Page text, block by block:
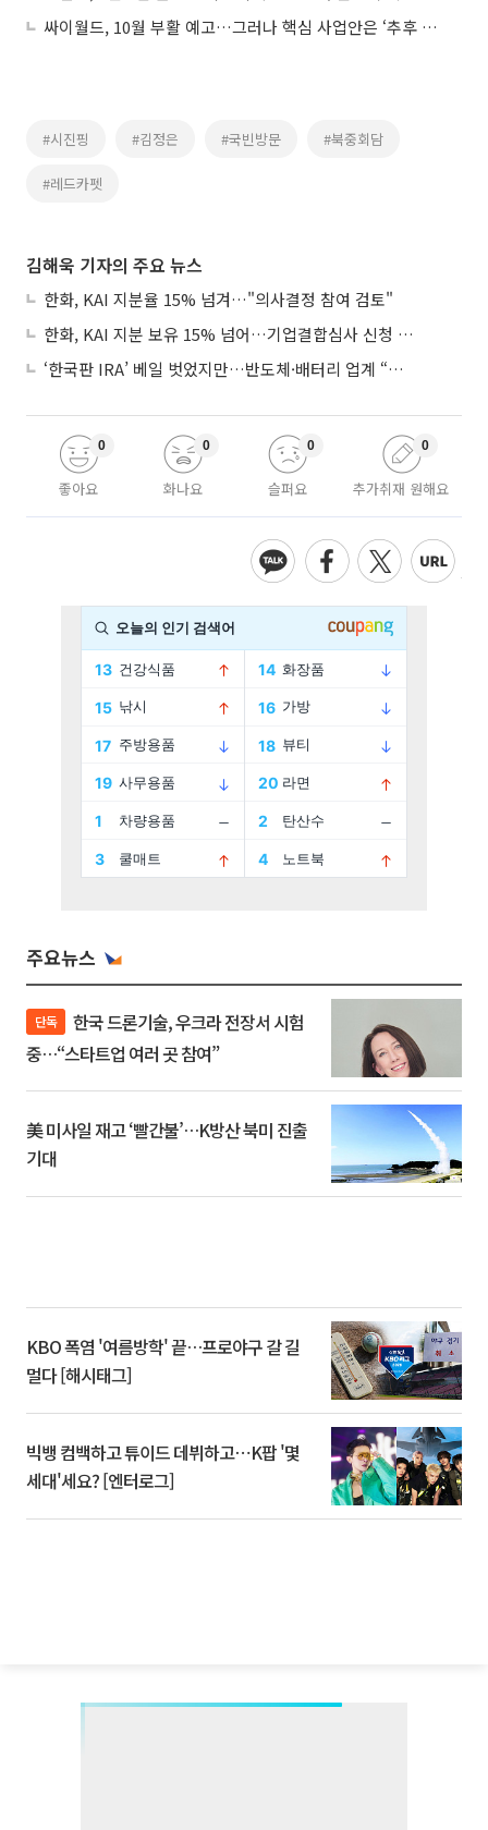
싸이월드, 10월 부활 예고…그러나 핵심 사업안은 ‘추후 공개’
#시진핑 #김정은 #국빈방문 #북중회담
#레드카펫
김해욱 기자의 주요 뉴스
한화, KAI 지분율 15% 넘겨…"의사결정 참여 검토"
한화, KAI 지분 보유 15% 넘어…기업결합심사 신청 예정
‘한국판 IRA’ 베일 벗었지만…반도체·배터리 업계 “시행령이 관건”
좋아요
0
화나요
0
슬퍼요
0
추가취재 원해요
0
주요뉴스
단독
중…“스타트업 여러 곳 참여”
美 미사일 재고 ‘빨간불’…K방산 북미 진출
기대
KBO 폭염 '여름방학' 끝…프로야구 갈 길
멀다 [해시태그]
빅뱅 컴백하고 튜이드 데뷔하고⋯K팝 '몇
세대'세요? [엔터로그]